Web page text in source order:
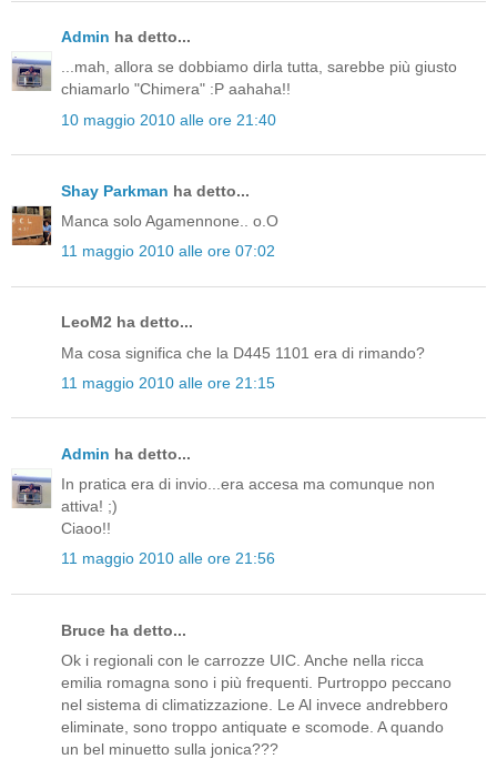
Admin ha detto...
...mah, allora se dobbiamo dirla tutta, sarebbe più giusto
chiamarlo "Chimera" :P aahaha!!
10 maggio 2010 alle ore 21:40
Shay Parkman ha detto...
Manca solo Agamennone.. o.O
11 maggio 2010 alle ore 07:02
LeoM2 ha detto...
Ma cosa significa che la D445 1101 era di rimando?
11 maggio 2010 alle ore 21:15
Admin ha detto...
In pratica era di invio...era accesa ma comunque non
attiva! ;)
Ciaoo!!
11 maggio 2010 alle ore 21:56
Bruce ha detto...
Ok i regionali con le carrozze UIC. Anche nella ricca
emilia romagna sono i più frequenti. Purtroppo peccano
nel sistema di climatizzazione. Le Al invece andrebbero
eliminate, sono troppo antiquate e scomode. A quando
un bel minuetto sulla jonica???